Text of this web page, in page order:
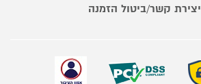
יצירת קשר/ביטול הזמנה